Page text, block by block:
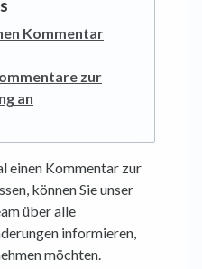
Kommentar
zur
an
einen Kommentar zur
können Sie unser
über alle
informieren,
möchten.